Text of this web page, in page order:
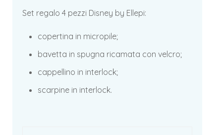
Set regalo 4 pezzi Disney by Ellepi:
copertina in micropile;
bavetta in spugna ricamata con velcro;
cappellino in interlock;
scarpine in interlock.